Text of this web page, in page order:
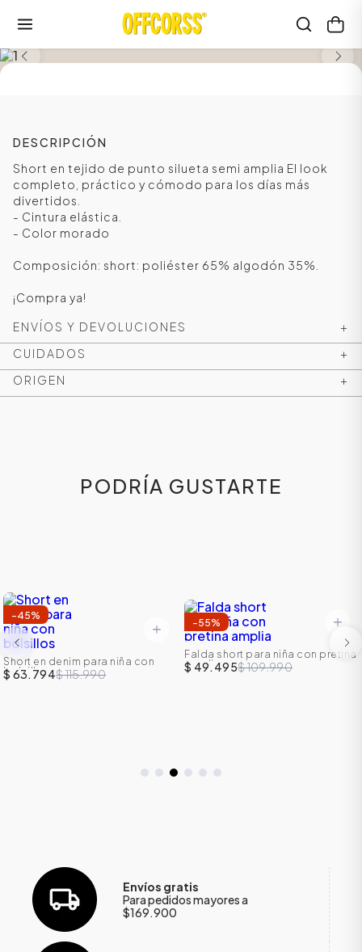
DESCRIPCIÓN
Short en tejido de punto silueta semi amplia El look
completo, práctico y cómodo para los días más
divertidos.
- Cintura elástica.
- Color morado
Composición: short: poliéster 65% algodón 35%.
¡Compra ya!
ENVÍOS Y DEVOLUCIONES
+
CUIDADOS
+
ORIGEN
+
PODRÍA GUSTARTE
-45%
Short en denim para niña con
bolsillos
$ 63.794$ 115.990
-55%
Falda short para niña con pretina
amplia
$ 49.495$ 109.990
Envíos gratis
Para pedidos mayores a
$169.900